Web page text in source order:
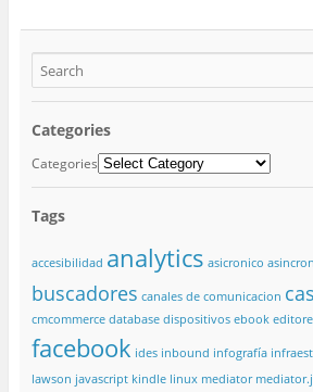
Categories
Categories
Tags
accesibilidad analytics asicronico
buscadores canales de comunicacion
cmcommerce database dispositivos ebook
facebook ides inbound infografía
lawson javascript kindle linux mediator